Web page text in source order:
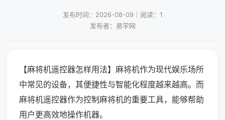
发布时间：2026-08-09｜阅读：1
发布者：易学网
【麻将机遥控器怎样用法】麻将机作为现代娱乐场所
中常见的设备，其便捷性与智能化程度越来越高。而
麻将机遥控器作为控制麻将机的重要工具，能够帮助
用户更高效地操作机器。